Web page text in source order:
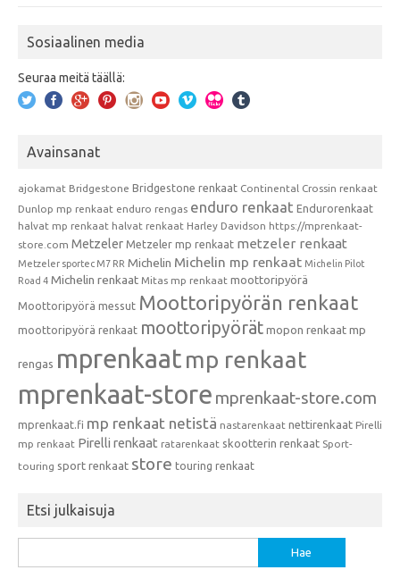
Sosiaalinen media
Seuraa meitä täällä:
Avainsanat
ajokamat Bridgestone Bridgestone renkaat Continental Crossin renkaat
Dunlop mp renkaat enduro rengas enduro renkaat Endurorenkaat
halvat mp renkaat halvat renkaat Harley Davidson https://mprenkaat-
store.com Metzeler Metzeler mp renkaat metzeler renkaat
Metzeler sportec M7 RR Michelin Michelin mp renkaat Michelin Pilot
Road 4 Michelin renkaat Mitas mp renkaat moottoripyörä
Moottoripyörä messut Moottoripyörän renkaat
moottoripyörä renkaat moottoripyörät mopon renkaat mp
rengas mprenkaat mp renkaat
mprenkaat-store mprenkaat-store.com
mprenkaat.fi mp renkaat netistä nastarenkaat nettirenkaat Pirelli
mp renkaat Pirelli renkaat ratarenkaat skootterin renkaat Sport-
touring sport renkaat store touring renkaat
Etsi julkaisuja